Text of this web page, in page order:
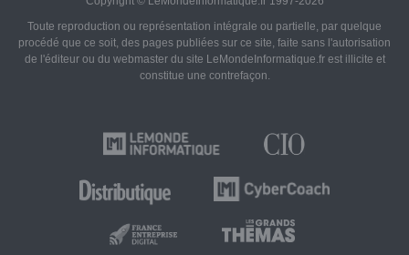
Toute reproduction ou représentation intégrale ou partielle, par quelque
procédé que ce soit, des pages publiées sur ce site, faite sans l'autorisation
de l'éditeur ou du webmaster du site LeMondeInformatique.fr est illicite et
constitue une contrefaçon.